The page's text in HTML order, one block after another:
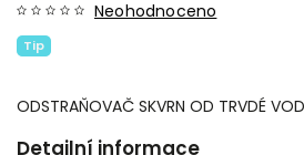
Tip
Neohodnoceno
ODSTRAŇOVAČ SKVRN OD TRVDÉ
Detailní informace